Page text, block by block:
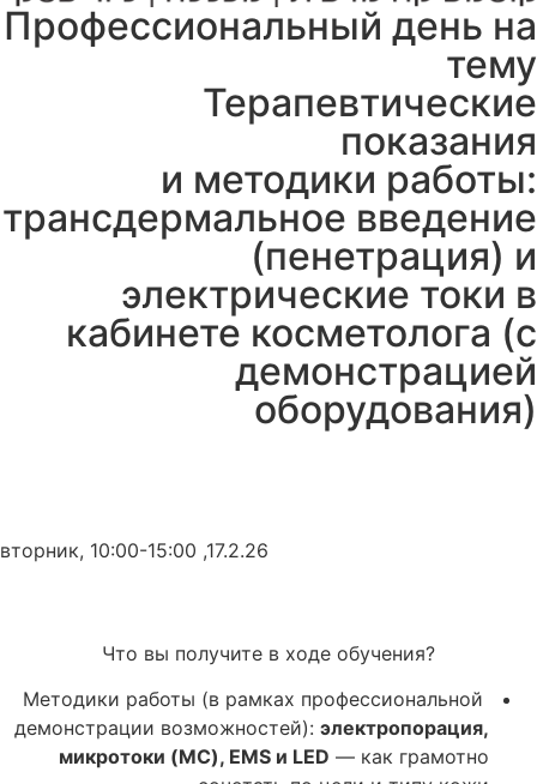
Профессиональный день на
тему
Терапевтические
показания
и методики работы:
трансдермальное введение
(пенетрация) и
электрические токи в
кабинете косметолога (с
демонстрацией
оборудования)
вторник, 10:00-15:00 ,17.2.26
Что вы получите в ходе обучения?
Методики работы (в рамках профессиональной
демонстрации возможностей): электропорация,
микротоки (MC), EMS и LED — как грамотно